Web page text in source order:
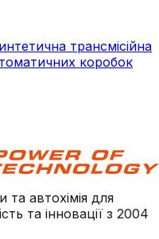
трансмісійна
коробок
та автохімія для
та інновації з 2004